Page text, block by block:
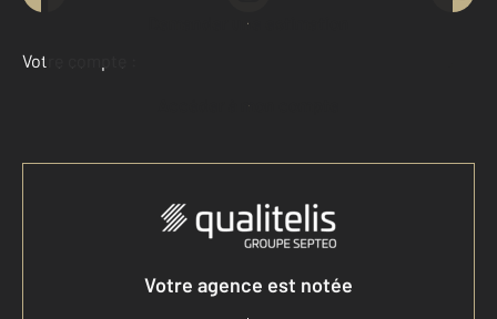
Demander une estimation
Votre compte :
Accéder à mon compte
Votre agence est notée